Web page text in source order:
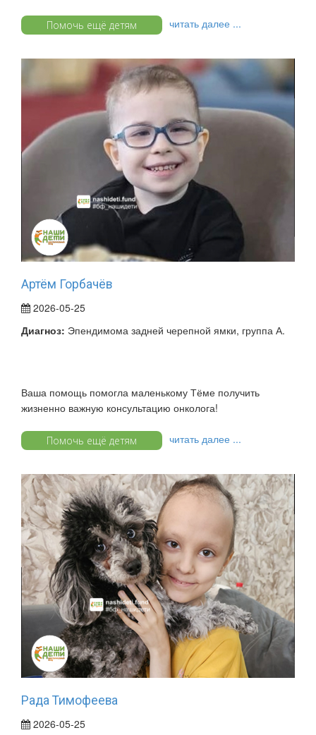
Помочь ещё детям читать далее ...
Артём Горбачёв
2026-05-25
Диагноз: Эпендимома задней черепной ямки, группа А.
Ваша помощь помогла маленькому Тёме получить
жизненно важную консультацию онколога!
Помочь ещё детям читать далее ...
Рада Тимофеева
2026-05-25